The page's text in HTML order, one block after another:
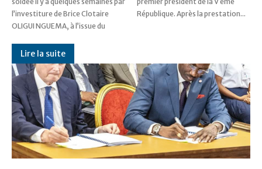
l’investiture de Brice Clotaire
OLIGUI NGUEMA, à l’issue du
République. Après la prestation...
Lire la suite